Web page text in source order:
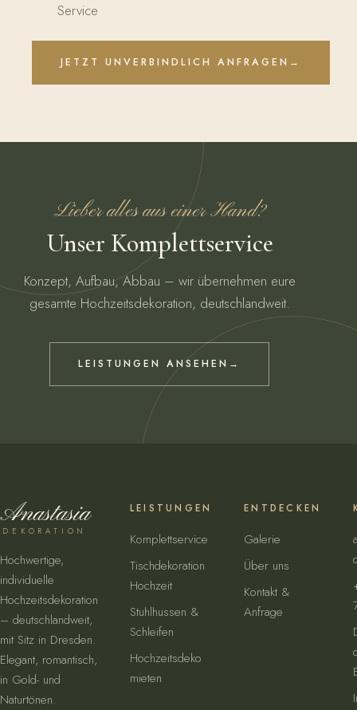
Service
JETZT UNVERBINDLICH ANFRAGEN →
Lieber alles aus einer Hand?
Unser Komplettservice
Konzept, Aufbau, Abbau – wir übernehmen eure
gesamte Hochzeitsdekoration, deutschlandweit.
LEISTUNGEN ANSEHEN →
Anastasia
DEKORATION
Hochwertige,
individuelle
Hochzeitsdekoration
– deutschlandweit,
mit Sitz in Dresden.
Elegant, romantisch,
in Gold- und
Naturtönen.
LEISTUNGEN
Komplettservice
Tischdekoration
Hochzeit
Stuhlhussen &
Schleifen
Hochzeitsdeko
mieten
ENTDECKEN
Galerie
Über uns
Kontakt &
Anfrage